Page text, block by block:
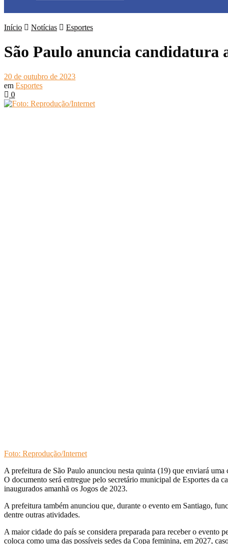
Início Notícias Esportes
São Paulo anuncia candidatura
20 de outubro de 2023
em Esportes
0
Foto: Reprodução/Internet
A prefeitura de São Paulo anunciou nesta quinta (19) que enviará
O documento será entregue pelo secretário municipal de Esportes da
inaugurados amanhã os Jogos de 2023.
A prefeitura também anunciou que, durante o evento em Santiago,
dentre outras atividades.
A maior cidade do país se considera preparada para receber o
coloca como uma das possíveis sedes da Copa feminina, em 2027,